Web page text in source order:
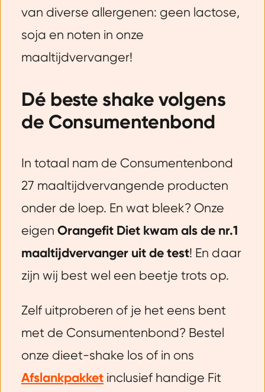
van diverse allergenen: geen lactose,
soja en noten in onze
maaltijdvervanger!
Dé beste shake volgens
de Consumentenbond
In totaal nam de Consumentenbond
27 maaltijdvervangende producten
onder de loep. En wat bleek? Onze
eigen Orangefit Diet kwam als de nr.1
maaltijdvervanger uit de test! En daar
zijn wij best wel een beetje trots op.
Zelf uitproberen of je het eens bent
met de Consumentenbond? Bestel
onze dieet-shake los of in ons
Afslankpakket inclusief handige Fit